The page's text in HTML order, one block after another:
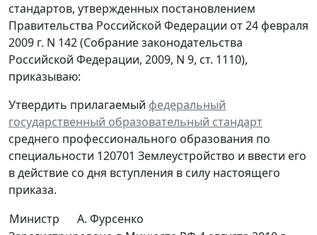
стандартов, утвержденных постановлением
Правительства Российской Федерации от 24 февраля
2009 г. N 142 (Собрание законодательства
Российской Федерации, 2009, N 9, ст. 1110),
приказываю:
Утвердить прилагаемый федеральный
государственный образовательный стандарт
среднего профессионального образования по
специальности 120701 Землеустройство и ввести его
в действие со дня вступления в силу настоящего
приказа.
Министр
А. Фурсенко